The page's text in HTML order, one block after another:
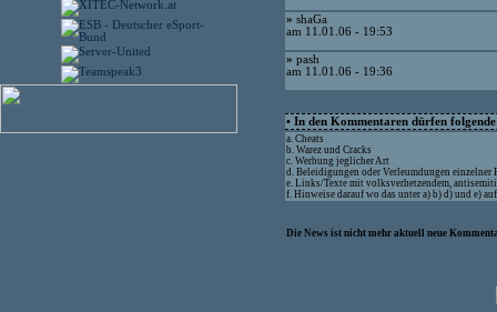
» shaGa
am 11.01.06 - 19:53
» pash
am 11.01.06 - 19:36
• In den Kommentaren dürfen
a. Cheats
b. Warez und Cracks
c. Werbung jeglicher Art
d. Beleidigungen oder Verleumdungen einzelner
e. Links/Texte mit volksverhetzendem,
f. Hinweise darauf wo das unter a) b) d) und e)
Die News ist nicht mehr aktuell neue